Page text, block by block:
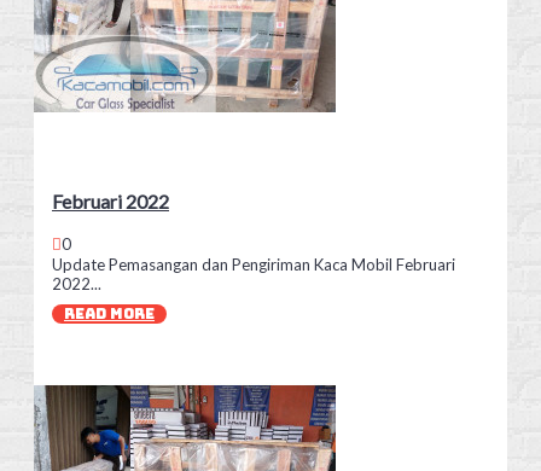
Februari 2022
0
Update Pemasangan dan Pengiriman Kaca Mobil Februari
2022...
READ MORE